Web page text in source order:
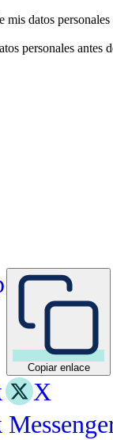
mis datos personales
personales antes
Copiar enlace
X